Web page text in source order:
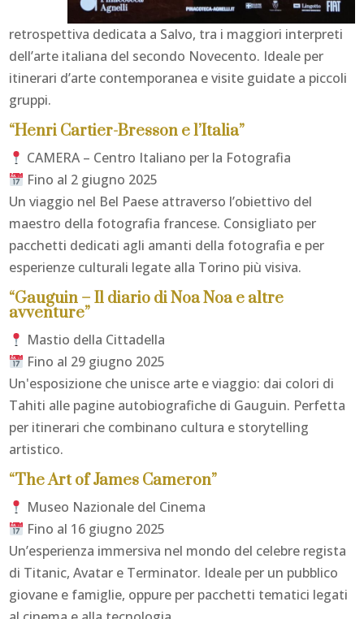
retrospettiva dedicata a Salvo, tra i maggiori interpreti
dell’arte italiana del secondo Novecento. Ideale per
itinerari d’arte contemporanea e visite guidate a piccoli
gruppi.
“Henri Cartier-Bresson e l’Italia”
CAMERA – Centro Italiano per la Fotografia
Fino al 2 giugno 2025
Un viaggio nel Bel Paese attraverso l’obiettivo del
maestro della fotografia francese. Consigliato per
pacchetti dedicati agli amanti della fotografia e per
esperienze culturali legate alla Torino più visiva.
“Gauguin – Il diario di Noa Noa e altre
avventure”
Mastio della Cittadella
Fino al 29 giugno 2025
Un'esposizione che unisce arte e viaggio: dai colori di
Tahiti alle pagine autobiografiche di Gauguin. Perfetta
per itinerari che combinano cultura e storytelling
artistico.
“The Art of James Cameron”
Museo Nazionale del Cinema
Fino al 16 giugno 2025
Un’esperienza immersiva nel mondo del celebre regista
di Titanic,Avatar e Terminator. Ideale per un pubblico
giovane e famiglie, oppure per pacchetti tematici legati